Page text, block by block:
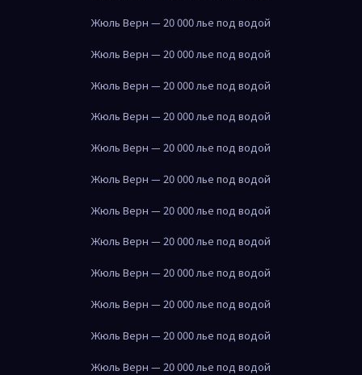
Жюль Верн — 20 000 лье под водой
Жюль Верн — 20 000 лье под водой
Жюль Верн — 20 000 лье под водой
Жюль Верн — 20 000 лье под водой
Жюль Верн — 20 000 лье под водой
Жюль Верн — 20 000 лье под водой
Жюль Верн — 20 000 лье под водой
Жюль Верн — 20 000 лье под водой
Жюль Верн — 20 000 лье под водой
Жюль Верн — 20 000 лье под водой
Жюль Верн — 20 000 лье под водой
Жюль Верн — 20 000 лье под водой